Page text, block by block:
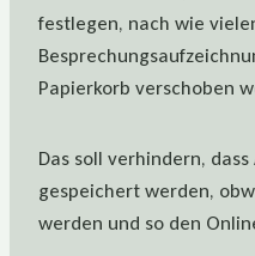
festlegen, nach wie
Papierkorb verschoben
Das soll verhindern,
gespeichert werden,
werden und so den